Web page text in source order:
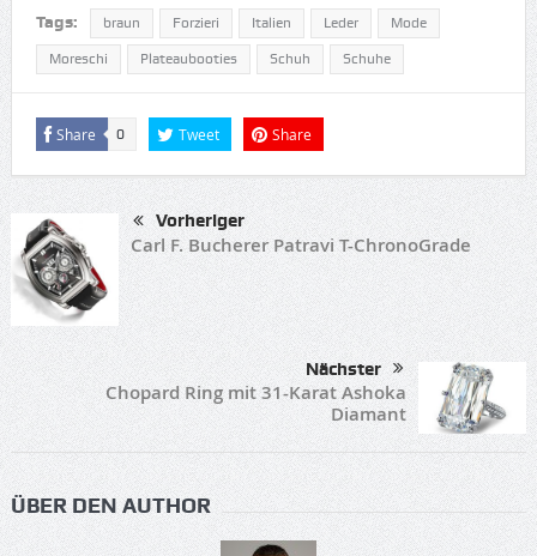
Tags: braun Forzieri Italien Leder Mode
Moreschi Plateaubooties Schuh Schuhe
Share 0 Tweet Share
Vorheriger
Carl F. Bucherer Patravi T-ChronoGrade
Nächster
Chopard Ring mit 31-Karat Ashoka
Diamant
ÜBER DEN AUTHOR